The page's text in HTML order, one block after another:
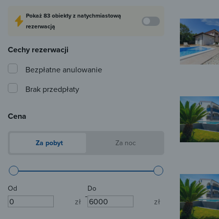
Pokaż83 obiektyz natychmiastową
rezerwacją
Cechy rezerwacji
Bezpłatne anulowanie
Brak przedpłaty
Cena
Za pobyt Za noc
Od
zł
-
Do
zł